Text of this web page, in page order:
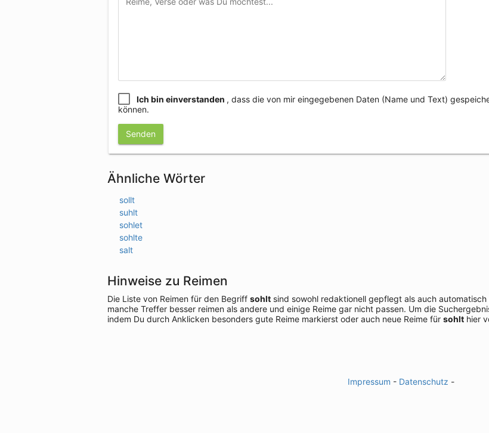
Ich bin einverstanden , dass die von mir eingegebenen Daten (Name und Text)
können.
Senden
Ähnliche Wörter
sollt
suhlt
sohlet
sohlte
salt
Hinweise zu Reimen
Die Liste von Reimen für den Begriff sohlt sind sowohl redaktionell gepflegt als auch
manche Treffer besser reimen als andere und einige Reime gar nicht passen. Um die
indem Du durch Anklicken besonders gute Reime markierst oder auch neue Reime für sohlt hier
Impressum - Datenschutz -